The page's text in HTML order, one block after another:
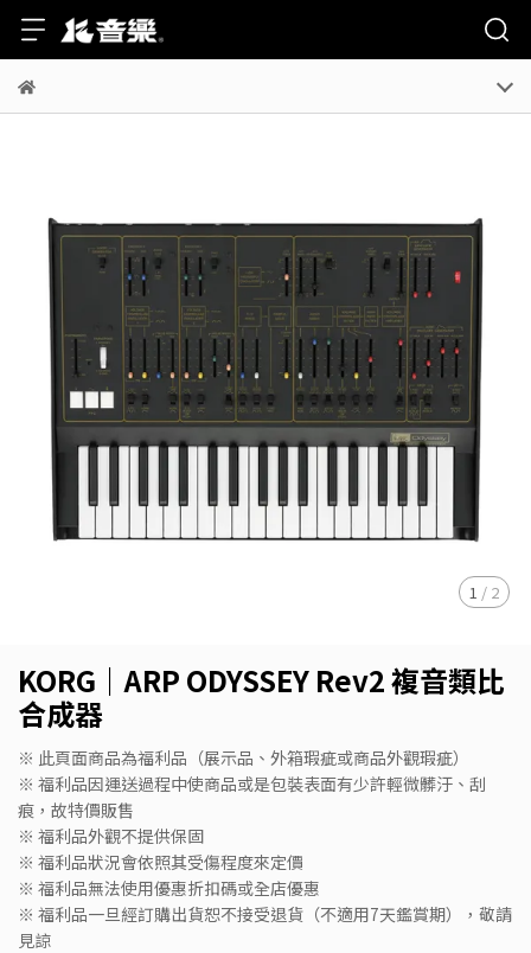
1 / 2
KORG｜ARP ODYSSEY Rev2 複音類比
合成器
※ 此頁面商品為福利品（展示品、外箱瑕疵或商品外觀瑕疵）
※ 福利品因運送過程中使商品或是包裝表面有少許輕微髒汙、刮
痕，故特價販售
※ 福利品外觀不提供保固
※ 福利品狀況會依照其受傷程度來定價
※ 福利品無法使用優惠折扣碼或全店優惠
※ 福利品一旦經訂購出貨恕不接受退貨（不適用7天鑑賞期），敬請
見諒